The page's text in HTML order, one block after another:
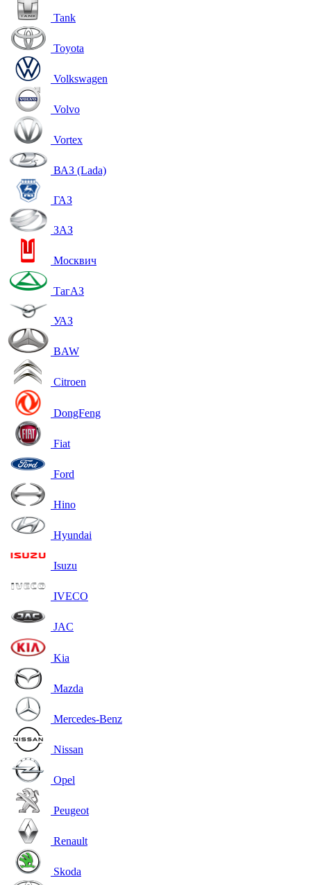
Tank
Toyota
Volkswagen
Volvo
Vortex
ВАЗ (Lada)
ГАЗ
ЗАЗ
Москвич
ТагАЗ
УАЗ
BAW
Citroen
DongFeng
Fiat
Ford
Hino
Hyundai
Isuzu
IVECO
JAC
Kia
Mazda
Mercedes-Benz
Nissan
Opel
Peugeot
Renault
Skoda